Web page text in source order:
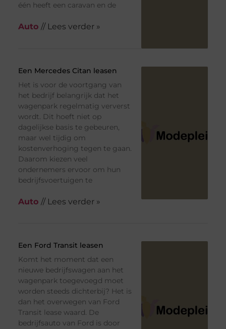
één heeft een caravan en de
Auto // Lees verder »
Een Mercedes Citan leasen
Het is voor de voortgang van
het bedrijf belangrijk dat het
wagenpark regelmatig ververst
wordt. Dit hoeft niet op
dagelijkse basis te gebeuren,
maar wel tijdig om
kostenverhoging tegen te gaan.
Daarom kiezen veel
ondernemers ervoor om hun
bedrijfsvoertuigen te
Auto // Lees verder »
Een Ford Transit leasen
Komt het moment dat een
nieuwe bedrijfswagen aan het
wagenpark toegevoegd moet
worden steeds dichterbij? Het is
dan het overwegen van Ford
Transit lease waard. De
bedrijfsauto van Ford is door